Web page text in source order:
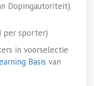
Dopingautoriteit)
per sporter)
in voorselectie
Basis van